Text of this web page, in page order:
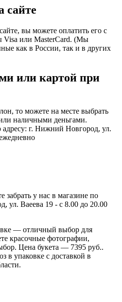
сайте
вы можете оплатить его с
Visa или MasterCard. (Мы
как в России, так и в других
или картой при
то можете на месте выбрать
наличными деньгами.
г. Нижний Новгород, ул.
забрать у нас в магазине по
ул. Ваеева 19 - с 8.00 до 20.00
— отличный выбор для
красочные фотографии,
Цена букета — 7395 руб..
в упаковке с доставкой в